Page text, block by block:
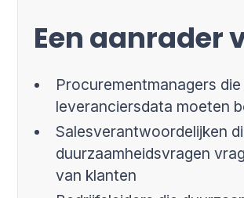
Een aanrader
Procurementmanagers die
leveranciersdata moeten
Salesverantwoordelijken
duurzaamheidsvragen
van klanten